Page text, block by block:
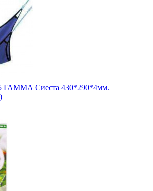
5 ГАММА Сиеста 430*290*4мм.